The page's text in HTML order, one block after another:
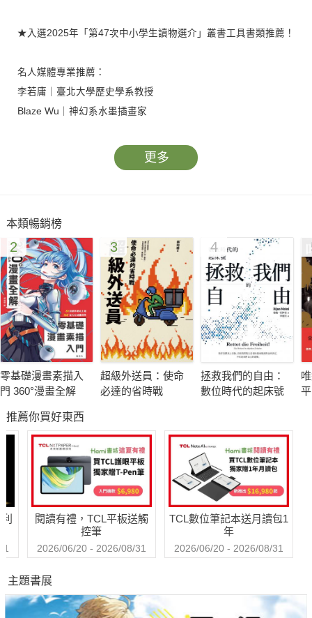
★入選2025年「第47次中小學生讀物選介」叢書工具書類推薦！
名人媒體專業推薦：
李若庸｜臺北大學歷史學系教授
Blaze Wu｜神幻系水墨插畫家
★本書由日本知名全方面繪師「鈴木康士」繪製生動精美插圖！
★大量地圖、史料照片，內容豐富。
★架構廣博，包攬所有中世紀歐洲大小事，一本即可掌握整個中
世紀歐洲文化脈絡。
★兼具歷史與神話，具有很高的趣味性，寓教於樂，內容既可加
深對世界史的理解，精美圖片又讓人愛不釋手。
★輕小說、漫畫、遊戲設定、其他創意作品的參考資料，了解中
古世紀歐洲的第一本紮實入門書。
一本掌握西方歷史的光明與黑暗
國王、騎士與吟遊詩人，他們到底是什麼樣的存在？
農村、教會與城市，以前中世紀歐洲人的生活究竟長什麼樣子？
中世紀的歐洲很難從嚴肅的歷史書裡想像出來，本書用真實的方
式，以精美插圖、照片詳細介紹人們的生活。 當然，神話傳說、
妖魔神獸也一網打盡！
景，並且持續吸引人們。如果你想了解中世紀的歐洲，這是你需
要的第一本書。請隨意使用它作為參考資料。
更多
本類暢銷榜
2
零基礎漫畫素描入
門 360°漫畫全解
3
超級外送員：使命
必達的省時戰
4
拯救我們的自由：
數位時代的起床號
推薦你買好東西
閱讀有禮，TCL平板送觸
控筆
2026/06/20 - 2026/08/31
TCL數位筆記本送月讀包1
年
2026/06/20 - 2026/08/31
主題書展